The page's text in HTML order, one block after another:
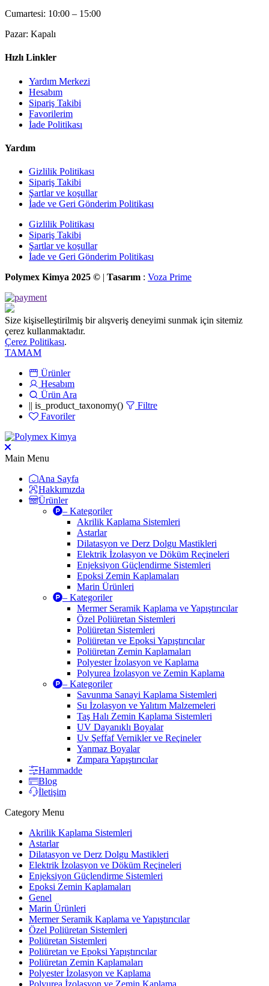
Cumartesi: 10:00 – 15:00
Pazar: Kapalı
Hızlı Linkler
Yardım Merkezi
Hesabım
Sipariş Takibi
Favorilerim
İade Politikası
Yardım
Gizlilik Politikası
Sipariş Takibi
Şartlar ve koşullar
İade ve Geri Gönderim Politikası
Gizlilik Politikası
Sipariş Takibi
Şartlar ve koşullar
İade ve Geri Gönderim Politikası
Polymex Kimya 2025 © | Tasarım : Voza Prime
Size kişiselleştirilmiş bir alışveriş deneyimi sunmak için sitemiz
çerez kullanmaktadır.
Çerez Politikası.
TAMAM
Ürünler
Hesabım
Ürün Ara
|| is_product_taxonomy()
Filtre
Favoriler
Main Menu
Ana Sayfa
Hakkımızda
Ürünler
– Kategoriler
Akrilik Kaplama Sistemleri
Astarlar
Dilatasyon ve Derz Dolgu Mastikleri
Elektrik İzolasyon ve Döküm Reçineleri
Enjeksiyon Güçlendirme Sistemleri
Epoksi Zemin Kaplamaları
Marin Ürünleri
– Kategoriler
Mermer Seramik Kaplama ve Yapıştırıcılar
Özel Poliüretan Sistemleri
Poliüretan Sistemleri
Poliüretan ve Epoksi Yapıştırıcılar
Poliüretan Zemin Kaplamaları
Polyester İzolasyon ve Kaplama
Polyurea İzolasyon ve Zemin Kaplama
– Kategoriler
Savunma Sanayi Kaplama Sistemleri
Su İzolasyon ve Yalıtım Malzemeleri
Taş Halı Zemin Kaplama Sistemleri
UV Dayanıklı Boyalar
Uv Şeffaf Vernikler ve Reçineler
Yanmaz Boyalar
Zımpara Yapıştırıcılar
Hammadde
Blog
İletişim
Category Menu
Akrilik Kaplama Sistemleri
Astarlar
Dilatasyon ve Derz Dolgu Mastikleri
Elektrik İzolasyon ve Döküm Reçineleri
Enjeksiyon Güçlendirme Sistemleri
Epoksi Zemin Kaplamaları
Genel
Marin Ürünleri
Mermer Seramik Kaplama ve Yapıştırıcılar
Özel Poliüretan Sistemleri
Poliüretan Sistemleri
Poliüretan ve Epoksi Yapıştırıcılar
Poliüretan Zemin Kaplamaları
Polyester İzolasyon ve Kaplama